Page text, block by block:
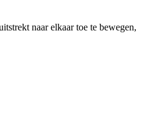
naar elkaar toe te bewegen,